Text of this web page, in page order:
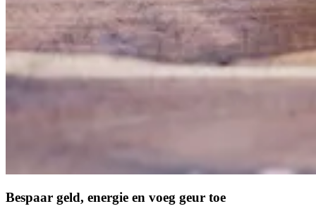
Bespaar geld, energie en voeg geur toe